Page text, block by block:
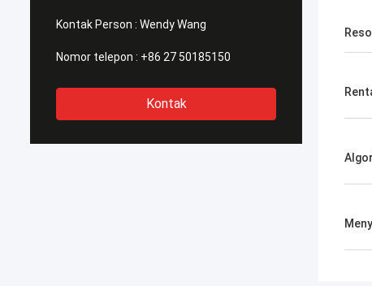
Kontak Person : Wendy Wang
Nomor telepon : +86 27 50185150
Kontak